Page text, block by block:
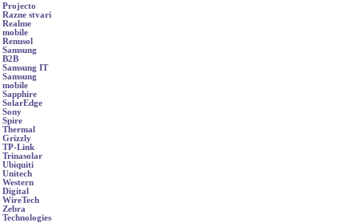
Projecto
Razne stvari
Realme
mobile
Renusol
Samsung
B2B
Samsung IT
Samsung
mobile
Sapphire
SolarEdge
Sony
Spire
Thermal
Grizzly
TP-Link
Trinasolar
Ubiquiti
Unitech
Western
Digital
WireTech
Zebra
Technologies